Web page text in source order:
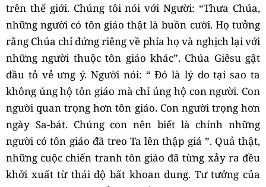
trên thế giới. Chúng tôi nói với Người: “Thưa Chúa,
những người có tôn giáo thật là buồn cười. Họ tưởng
rằng Chúa chỉ đứng riêng về phía họ và nghịch lại với
những người thuộc tôn giáo khác”. Chúa Giêsu gật
đầu tỏ vẻ ưng ý. Người nói: “ Đó là lý do tại sao ta
không ủng hộ tôn giáo mà chỉ ủng hộ con người. Con
người quan trọng hơn tôn giáo. Con người trọng hơn
ngày Sa-bát. Chúng con nên biết là chính những
người có tôn giáo đã treo Ta lên thập giá ”. Quả thật,
những cuộc chiến tranh tôn giáo đã từng xảy ra đều
khởi xuất từ thái độ bất khoan dung. Tư tưởng của